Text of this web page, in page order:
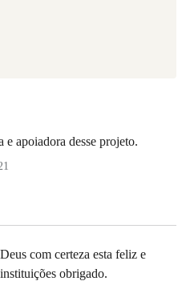
e apoiadora desse projeto.
com certeza esta feliz e
obrigado.